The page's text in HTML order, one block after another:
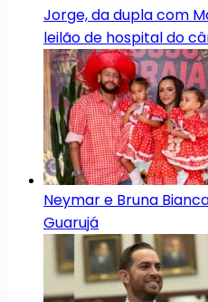
Jorge, da dupla com
leilão de hospital do
Neymar e Bruna
Guarujá